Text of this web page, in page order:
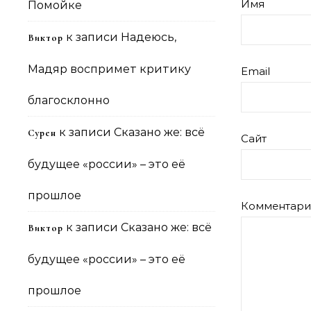
Помойке
Виктор к записи Надеюсь,
Мадяр воспримет критику
благосклонно
Сурен к записи Сказано же: всё
будущее «россии» – это её
прошлое
Виктор к записи Сказано же: всё
будущее «россии» – это её
прошлое
Имя
Email
Сайт